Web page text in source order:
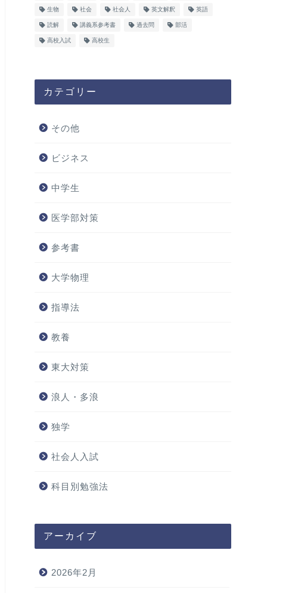
生物 社会 社会人 英文解釈 英語
読解 講義系参考書 過去問 部活
高校入試 高校生
カテゴリー
その他
ビジネス
中学生
医学部対策
参考書
大学物理
指導法
教養
東大対策
浪人・多浪
独学
社会人入試
科目別勉強法
アーカイブ
2026年2月